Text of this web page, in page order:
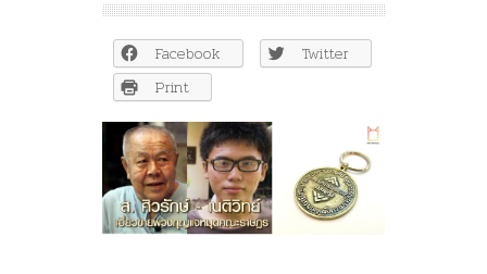
วิทย์
–
ส.
ศิว
รักษ์
เอี่ยว
ขาย
พวง
กุญแจ
หมุด
คณะ
Facebook
Twitter
Print